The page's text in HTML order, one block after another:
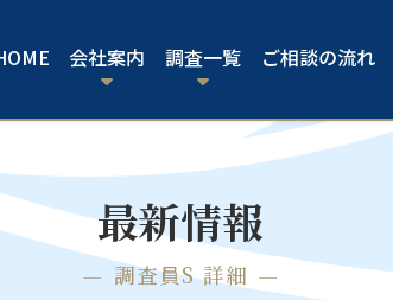
会社案内 調査一覧 ご相談の流れ
最新情報
調査員S 詳細